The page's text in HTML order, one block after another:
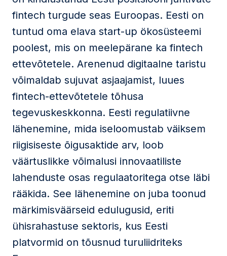
fintech turgude seas Euroopas. Eesti on
tuntud oma elava start-up ökosüsteemi
poolest, mis on meelepärane ka fintech
ettevõtetele. Arenenud digitaalne taristu
võimaldab sujuvat asjaajamist, luues
fintech-ettevõtetele tõhusa
tegevuskeskkonna. Eesti regulatiivne
lähenemine, mida iseloomustab väiksem
riigisiseste õigusaktide arv, loob
väärtuslikke võimalusi innovaatiliste
lahenduste osas regulaatoritega otse läbi
rääkida. See lähenemine on juba toonud
märkimisväärseid edulugusid, eriti
ühisrahastuse sektoris, kus Eesti
platvormid on tõusnud turuliidriteks